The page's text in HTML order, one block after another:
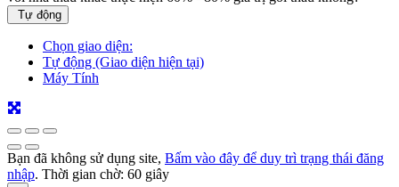
Tự động
Chọn giao diện:
Tự động (Giao diện hiện tại)
Máy Tính
Bạn đã không sử dụng site, Bấm vào đây để duy trì trạng thái đăng
nhập. Thời gian chờ: 60 giây